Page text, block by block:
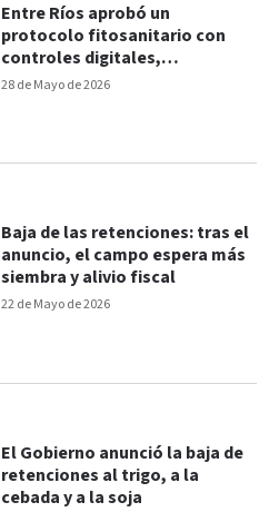
28 de Mayo de 2026
Entre Ríos aprobó un
protocolo fitosanitario con
controles digitales,
inspecciones y límites por
22 de Mayo de 2026
Baja de las retenciones: tras el
anuncio, el campo espera más
siembra y alivio fiscal
El Gobierno anunció la baja de
retenciones al trigo, a la
cebada y a la soja